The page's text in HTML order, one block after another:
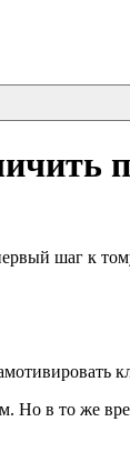
шаг к
в то же